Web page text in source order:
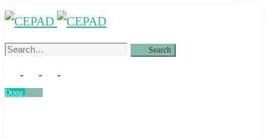
Search
Search
Dona